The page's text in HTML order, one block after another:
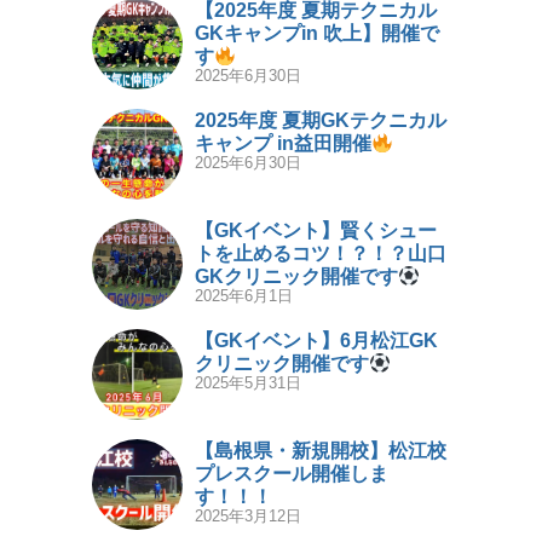
【2025年度 夏期テクニカル
GKキャンプin 吹上】開催で
す
2025年6月30日
2025年度 夏期GKテクニカル
キャンプ in益田開催
2025年6月30日
【GKイベント】賢くシュー
トを止めるコツ！？！？山口
GKクリニック開催です
2025年6月1日
【GKイベント】6月松江GK
クリニック開催です
2025年5月31日
【島根県・新規開校】松江校
プレスクール開催しま
す！！！
2025年3月12日